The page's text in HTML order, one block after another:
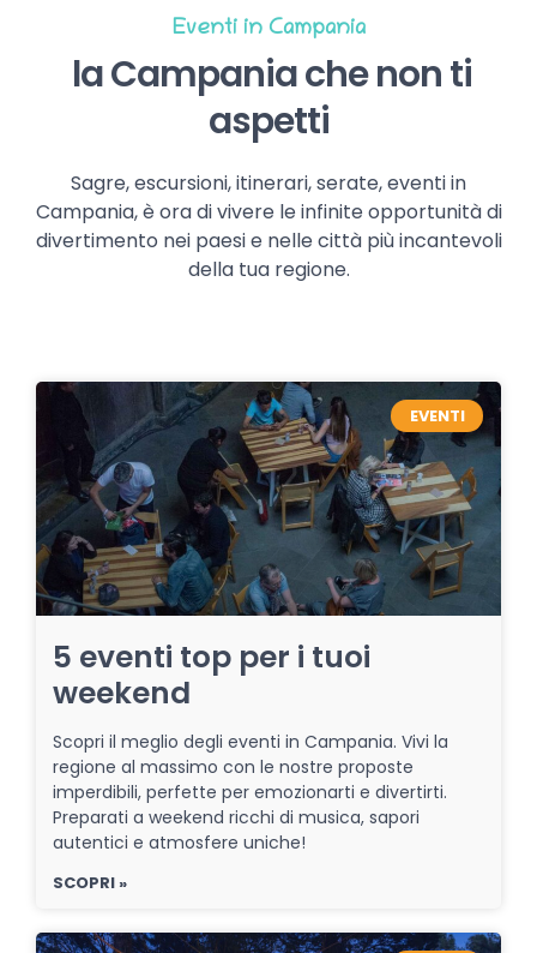
Eventi in Campania
la Campania che non ti
aspetti
Sagre, escursioni, itinerari, serate, eventi in
Campania, è ora di vivere le infinite opportunità di
divertimento nei paesi e nelle città più incantevoli
della tua regione.
EVENTI
5 eventi top per i tuoi
weekend
Scopri il meglio degli eventi in Campania. Vivi la
regione al massimo con le nostre proposte
imperdibili, perfette per emozionarti e divertirti.
Preparati a weekend ricchi di musica, sapori
autentici e atmosfere uniche!
SCOPRI »